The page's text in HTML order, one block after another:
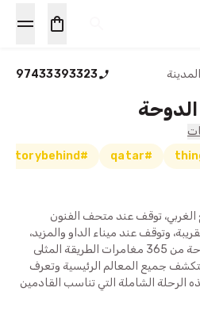
97433393323
#qatar
#storybehind
الغربي، توقف عند متحف الفنون
وتوقف عند ميناء الداو والمزيد،
تعد جولة قصة وراء مدينة الدوحة من 365 مغامرات الطريقة المثلى
جميع المعالم الرئيسية وتعرف
الشاملة التي تناسب القادمين